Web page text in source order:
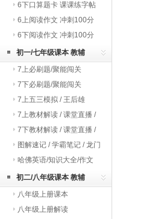
写字教材
6下口算题卡 课课练字帖
写字教材
6上阅读作文 冲刺100分
6下阅读作文 冲刺100分
初一/七年级课本 教辅
7上必刷题/聚能闯关
7下必刷题/聚能闯关
7上五三模拟 / 王后雄
7上教材解读 / 课堂直播 /
启东作业
7下教材解读 / 课堂直播 /
启东作业
图解速记 / 学霸笔记 / 龙门
专题
哈佛英语/知识大全/作文
初二/八年级课本 教辅
八年级上册课本
八年级上册解读